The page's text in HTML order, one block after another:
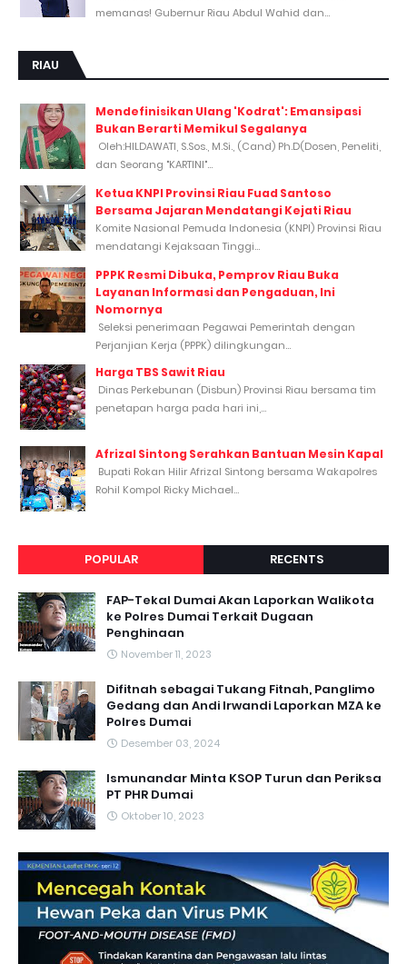
memanas! Gubernur Riau Abdul Wahid dan...
RIAU
Mendefinisikan Ulang 'Kodrat': Emansipasi
Bukan Berarti Memikul Segalanya
Oleh:HILDAWATI, S.Sos., M.Si., (Cand) Ph.D(Dosen, Peneliti,
dan Seorang "KARTINI"...
Ketua KNPI Provinsi Riau Fuad Santoso
Bersama Jajaran Mendatangi Kejati Riau
Komite Nasional Pemuda Indonesia (KNPI) Provinsi Riau
mendatangi Kejaksaan Tinggi...
PPPK Resmi Dibuka, Pemprov Riau Buka
Layanan Informasi dan Pengaduan, Ini
Nomornya
Seleksi penerimaan Pegawai Pemerintah dengan
Perjanjian Kerja (PPPK) dilingkungan...
Harga TBS Sawit Riau
Dinas Perkebunan (Disbun) Provinsi Riau bersama tim
penetapan harga pada hari ini,...
Afrizal Sintong Serahkan Bantuan Mesin Kapal
Bupati Rokan Hilir Afrizal Sintong bersama Wakapolres
Rohil Kompol Ricky Michael...
POPULAR RECENTS
FAP-Tekal Dumai Akan Laporkan Walikota
ke Polres Dumai Terkait Dugaan
Penghinaan
November 11, 2023
Difitnah sebagai Tukang Fitnah, Panglimo
Gedang dan Andi Irwandi Laporkan MZA ke
Polres Dumai
Desember 03, 2024
Ismunandar Minta KSOP Turun dan Periksa
PT PHR Dumai
Oktober 10, 2023